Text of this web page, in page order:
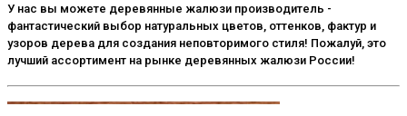
У нас вы можете деревянные жалюзи производитель -
фантастический выбор натуральных цветов, оттенков, фактур и
узоров дерева для создания неповторимого стиля! Пожалуй, это
лучший ассортимент на рынке деревянных жалюзи России!